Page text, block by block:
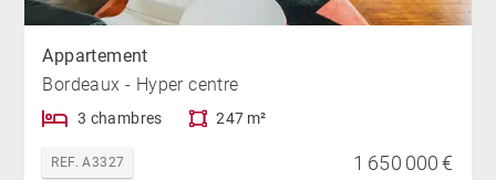
Appartement
Bordeaux - Hyper centre
3 chambres 247 m²
REF. A3327 1 650 000 €